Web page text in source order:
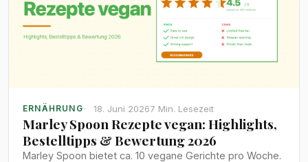
ERNÄHRUNG 18. Juni 20267 Min. Lesezeit
Marley Spoon Rezepte vegan: Highlights,
Bestelltipps & Bewertung 2026
Marley Spoon bietet ca. 10 vegane Gerichte pro Woche.